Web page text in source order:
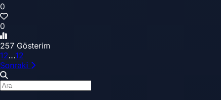
0
0
257 Gösterim
12...12
Sonraki